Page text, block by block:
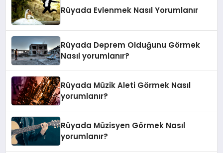
Rüyada Evlenmek Nasıl Yorumlanır
Rüyada Deprem Olduğunu Görmek
Nasıl yorumlanır?
Rüyada Müzik Aleti Görmek Nasıl
yorumlanır?
Rüyada Müzisyen Görmek Nasıl
yorumlanır?